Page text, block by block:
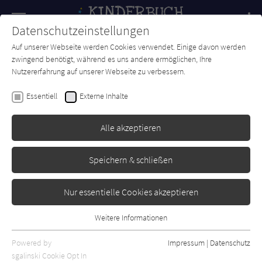
SUCHE Forum Charts Newsletter
Mabuse
Standard
Alle Altersgruppen anzeigen
Datenschutzeinstellungen
Auf unserer Webseite werden Cookies verwendet. Einige davon werden
zwingend benötigt, während es uns andere ermöglichen, Ihre
Nutzererfahrung auf unserer Webseite zu verbessern.
Essentiell Externe Inhalte
Alle akzeptieren
Speichern & schließen
Nur essentielle Cookies akzeptieren
Essentielle Cookies werden für grundlegende Funktionen der
Webseite benötigt. Dadurch ist gewährleistet, dass die Webseite
Weitere Informationen
Powered by
sgalinski Cookie Opt In
Impressum | Datenschutz